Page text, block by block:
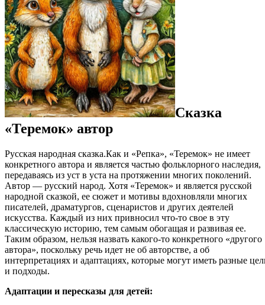
Сказка
«Теремок» автор
Русская народная сказка.Как и «Репка», «Теремок» не имеет
конкретного автора и является частью фольклорного наследия,
передаваясь из уст в уста на протяжении многих поколений.
Автор — русский народ. Хотя «Теремок» и является русской
народной сказкой, ее сюжет и мотивы вдохновляли многих
писателей, драматургов, сценаристов и других деятелей
искусства. Каждый из них привносил что-то свое в эту
классическую историю, тем самым обогащая и развивая ее.
Таким образом, нельзя назвать какого-то конкретного «другого
автора», поскольку речь идет не об авторстве, а об
интерпретациях и адаптациях, которые могут иметь разные
и подходы.
Адаптации и пересказы для детей: